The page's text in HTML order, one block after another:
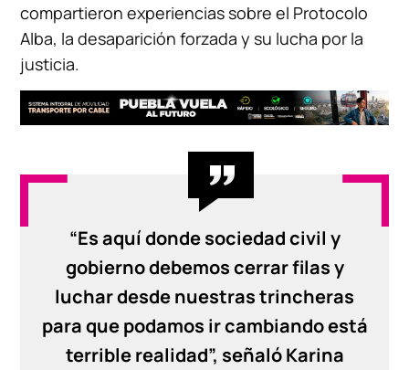
compartieron experiencias sobre el Protocolo
Alba, la desaparición forzada y su lucha por la
justicia.
“Es aquí donde sociedad civil y
gobierno debemos cerrar filas y
luchar desde nuestras trincheras
para que podamos ir cambiando está
terrible realidad”, señaló Karina